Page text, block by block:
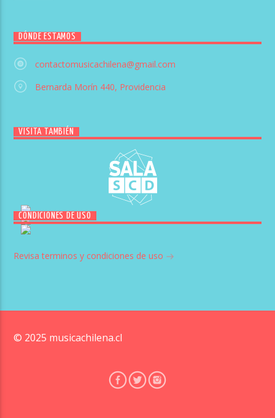
DÓNDE ESTAMOS
contactomusicachilena@gmail.com
Bernarda Morín 440, Providencia
VISITA TAMBIÉN
CONDICIONES DE USO
Revisa terminos y condiciones de uso
© 2025 musicachilena.cl